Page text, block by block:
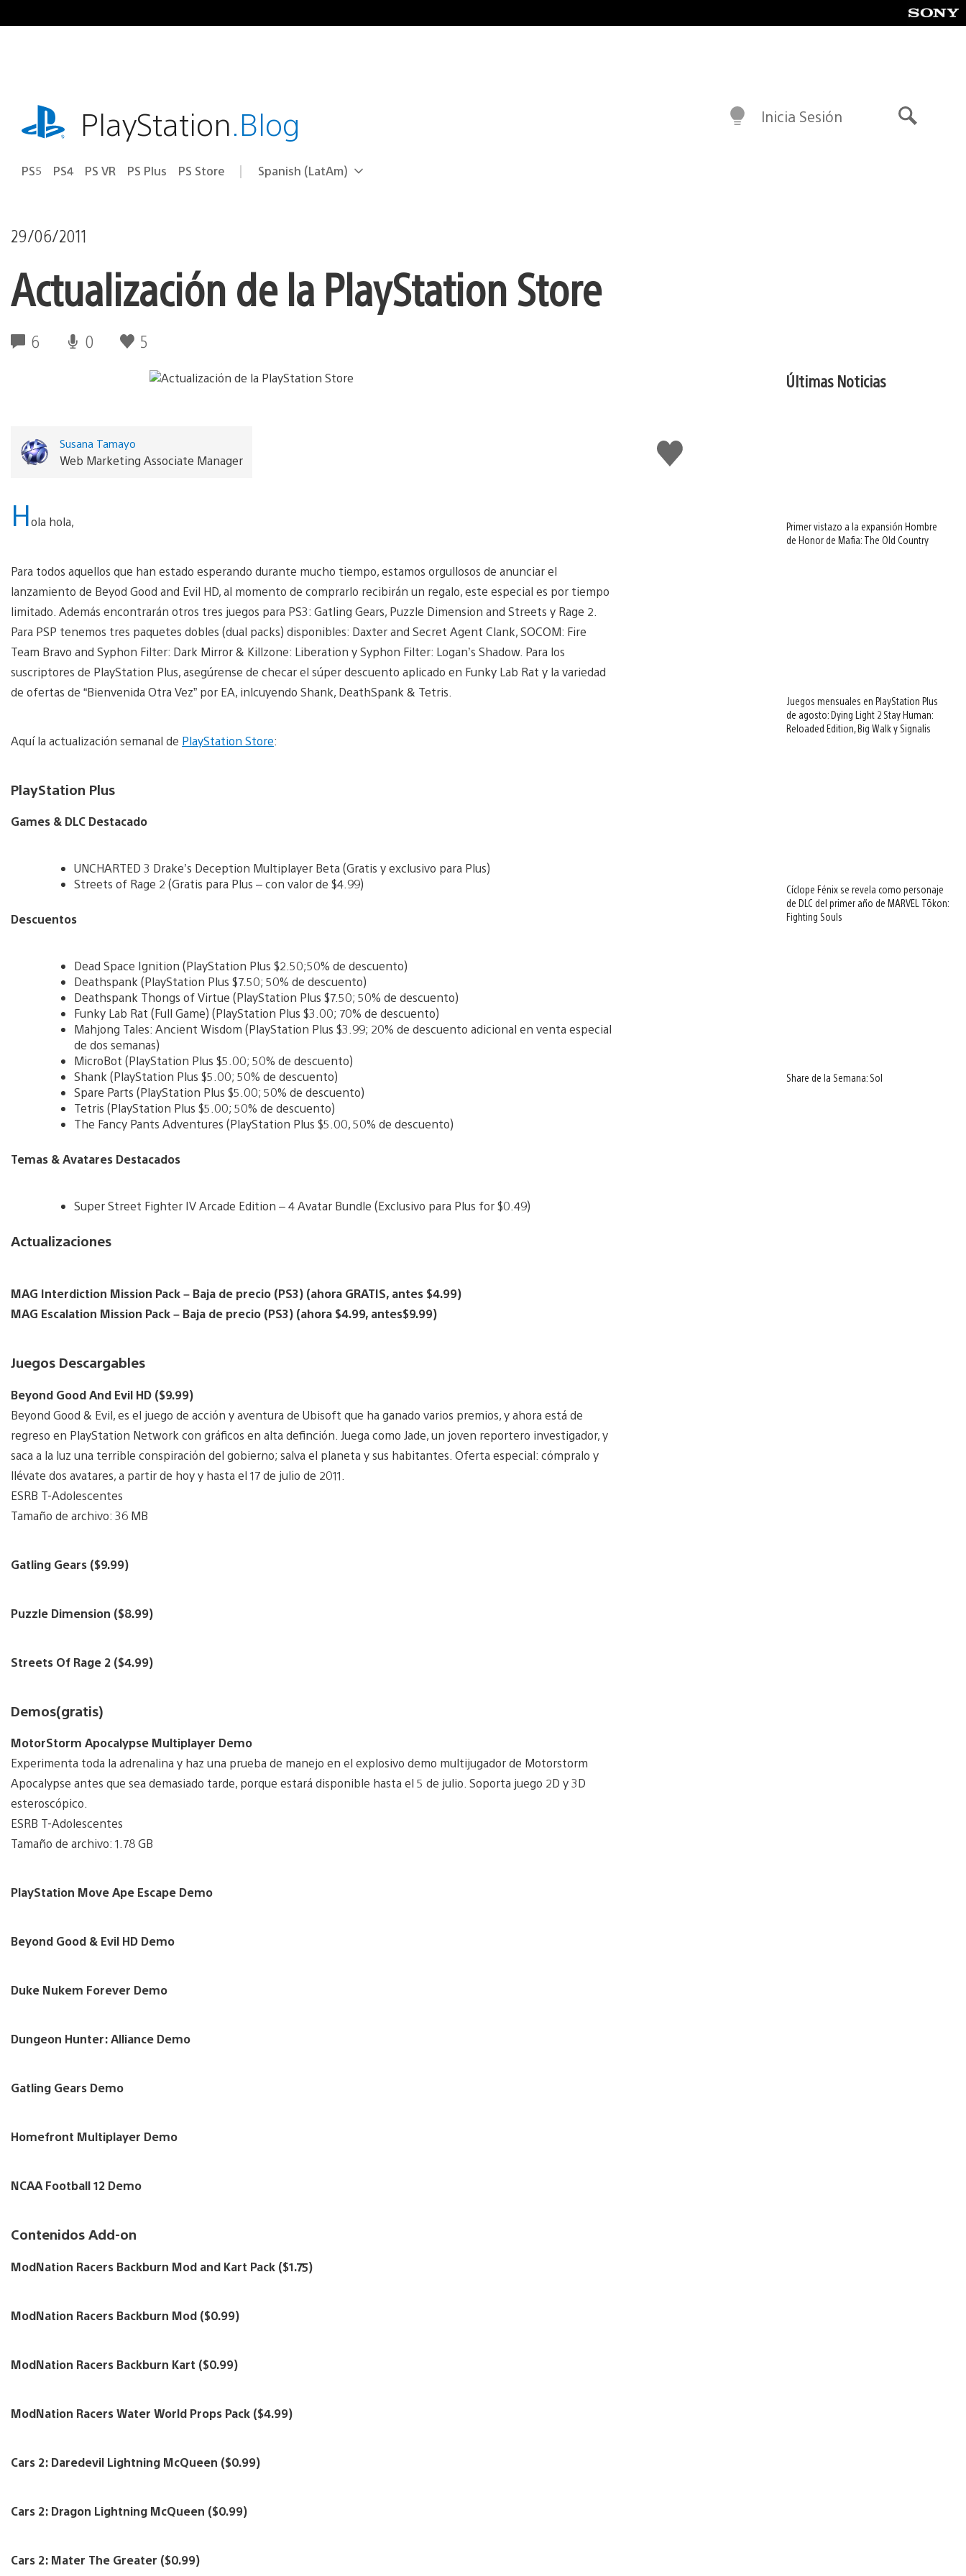
al
playstation.comPlayStation.Blog
PS5 PS4 PS VR PS Plus PS Store Elige
Región
Spanish (LatAm)
Inicia Sesión
29/06/2011
Actualización de la PlayStation Store
6 0 5
Me
gusta
Susana Tamayo
Web Marketing Associate Manager
Hola hola,
Para todos aquellos que han estado esperando durante mucho tiempo, estamos orgullosos de anunciar el
lanzamiento de Beyod Good and Evil HD, al momento de comprarlo recibirán un regalo, este especial es por tiempo
limitado. Además encontrarán otros tres juegos para PS3: Gatling Gears, Puzzle Dimension and Streets y Rage 2.
Para PSP tenemos tres paquetes dobles (dual packs) disponibles: Daxter and Secret Agent Clank, SOCOM: Fire
Team Bravo and Syphon Filter: Dark Mirror & Killzone: Liberation y Syphon Filter: Logan’s Shadow. Para los
suscriptores de PlayStation Plus, asegúrense de checar el súper descuento aplicado en Funky Lab Rat y la variedad
de ofertas de “Bienvenida Otra Vez” por EA, inlcuyendo Shank, DeathSpank & Tetris.
Aquí la actualización semanal de PlayStation Store:
PlayStation Plus
Games & DLC Destacado
UNCHARTED 3 Drake’s Deception Multiplayer Beta (Gratis y exclusivo para Plus)
Streets of Rage 2 (Gratis para Plus – con valor de $4.99)
Descuentos
Dead Space Ignition (PlayStation Plus $2.50;50% de descuento)
Deathspank (PlayStation Plus $7.50; 50% de descuento)
Deathspank Thongs of Virtue (PlayStation Plus $7.50; 50% de descuento)
Funky Lab Rat (Full Game) (PlayStation Plus $3.00; 70% de descuento)
Mahjong Tales: Ancient Wisdom (PlayStation Plus $3.99; 20% de descuento adicional en venta especial
de dos semanas)
MicroBot (PlayStation Plus $5.00; 50% de descuento)
Shank (PlayStation Plus $5.00; 50% de descuento)
Spare Parts (PlayStation Plus $5.00; 50% de descuento)
Tetris (PlayStation Plus $5.00; 50% de descuento)
The Fancy Pants Adventures (PlayStation Plus $5.00, 50% de descuento)
Temas & Avatares Destacados
Super Street Fighter IV Arcade Edition – 4 Avatar Bundle (Exclusivo para Plus for $0.49)
Actualizaciones
MAG Interdiction Mission Pack – Baja de precio (PS3) (ahora GRATIS, antes $4.99)
MAG Escalation Mission Pack – Baja de precio (PS3) (ahora $4.99, antes$9.99)
Juegos Descargables
Beyond Good And Evil HD ($9.99)
Beyond Good & Evil, es el juego de acción y aventura de Ubisoft que ha ganado varios premios, y ahora está de
regreso en PlayStation Network con gráficos en alta definción. Juega como Jade, un joven reportero investigador, y
saca a la luz una terrible conspiración del gobierno; salva el planeta y sus habitantes. Oferta especial: cómpralo y
llévate dos avatares, a partir de hoy y hasta el 17 de julio de 2011.
ESRB T-Adolescentes
Tamaño de archivo: 36 MB
Gatling Gears ($9.99)
Puzzle Dimension ($8.99)
Streets Of Rage 2 ($4.99)
Demos(gratis)
MotorStorm Apocalypse Multiplayer Demo
Experimenta toda la adrenalina y haz una prueba de manejo en el explosivo demo multijugador de Motorstorm
Apocalypse antes que sea demasiado tarde, porque estará disponible hasta el 5 de julio. Soporta juego 2D y 3D
esteroscópico.
ESRB T-Adolescentes
Tamaño de archivo: 1.78 GB
PlayStation Move Ape Escape Demo
Beyond Good & Evil HD Demo
Duke Nukem Forever Demo
Dungeon Hunter: Alliance Demo
Gatling Gears Demo
Homefront Multiplayer Demo
NCAA Football 12 Demo
Contenidos Add-on
ModNation Racers Backburn Mod and Kart Pack ($1.75)
ModNation Racers Backburn Mod ($0.99)
ModNation Racers Backburn Kart ($0.99)
ModNation Racers Water World Props Pack ($4.99)
Cars 2: Daredevil Lightning McQueen ($0.99)
Cars 2: Dragon Lightning McQueen ($0.99)
Cars 2: Mater The Greater ($0.99)
Últimas Noticias
Primer vistazo a la expansión Hombre
de Honor de Mafia: The Old Country
Juegos mensuales en PlayStation Plus
de agosto: Dying Light 2 Stay Human:
Reloaded Edition, Big Walk y Signalis
Cíclope Fénix se revela como personaje
de DLC del primer año de MARVEL Tōkon:
Fighting Souls
Share de la Semana: Sol